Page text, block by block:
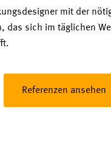
mit der
das sich im täglichen
Referenzen ansehen